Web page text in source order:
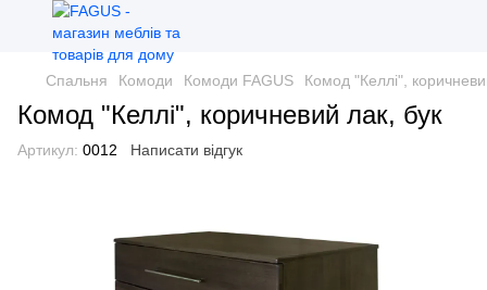
Спальня Комоди Комоди FAGUS Комод "Келлі",
Комод "Келлі", коричневий лак, бук
Артикул: 0012 Написати відгук